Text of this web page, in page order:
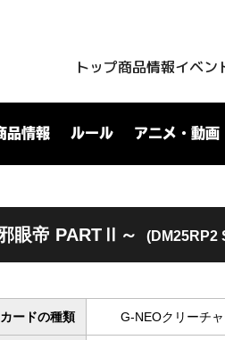
トップ商品情報イベン
品情報 ルール アニメ・動画
眼帝 PARTⅡ～ (DM25RP2
カードの種類 G-NEOクリーチ